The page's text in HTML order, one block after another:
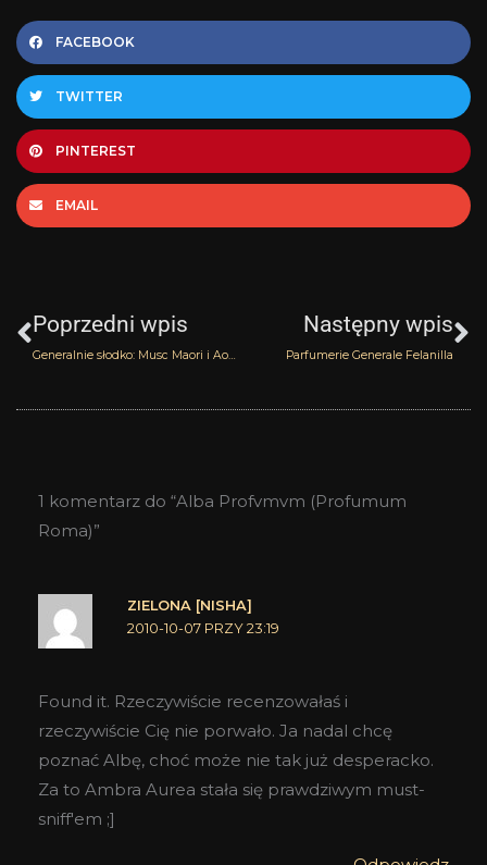
FACEBOOK
TWITTER
PINTEREST
EMAIL
Poprzedni wpis
Generalnie słodko: Musc Maori i Aomasssai PG
Następny wpis
Parfumerie Generale Felanilla
1 komentarz do “Alba Profvmvm (Profumum
Roma)”
ZIELONA [NISHA]
2010-10-07 PRZY 23:19
Found it. Rzeczywiście recenzowałaś i
rzeczywiście Cię nie porwało. Ja nadal chcę
poznać Albę, choć może nie tak już desperacko.
Za to Ambra Aurea stała się prawdziwym must-
sniff'em ;]